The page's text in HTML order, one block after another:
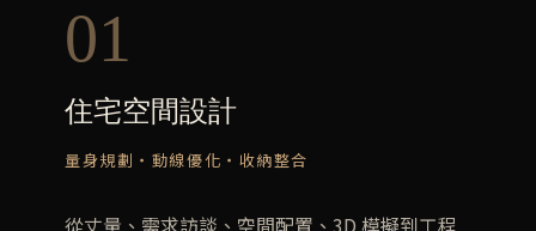
01
住宅空間設計
量身規劃・動線優化・收納整合
從丈量、需求訪談、空間配置、3D 模擬到工程